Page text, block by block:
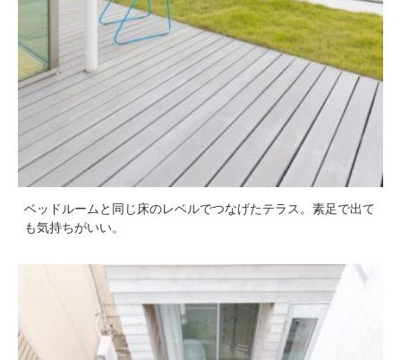
ベッドルームと同じ床のレベルでつなげたテラス。素足で出て
も気持ちがいい。